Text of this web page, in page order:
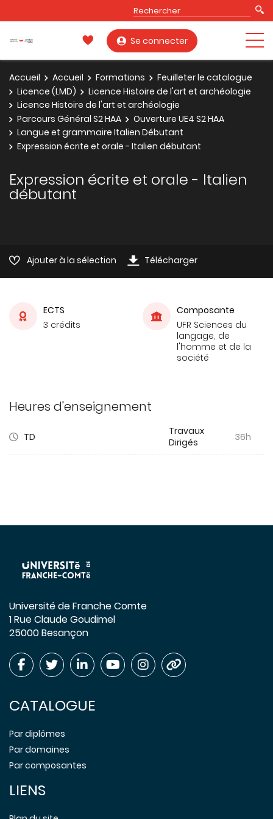
Se connecter
Accueil Accueil Formations
Feuilleter le catalogue
Licence (LMD)
Licence Histoire de l'art et archéologie
Licence Histoire de l'art et archéologie
Parcours Général S2 HAA
Ouverture UE4 S2 HAA
Langue et grammaire Italien Débutant
Expression écrite et orale - Italien débutant
Expression écrite et orale - Italien
débutant
Ajouter à la sélection Télécharger
ECTS
3 crédits
Composante
UFR Sciences du
langage, de
l'homme et de la
société
Heures d'enseignement
TD
Travaux
Dirigés
36h
Université de Franche Comte
1 Rue Claude Goudimel
25000 Besançon
CATALOGUE
Par diplômes
Par domaines
Par composantes
LIENS